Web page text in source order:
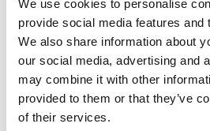
We use cookies to personalise
provide social media features and
We also share information about
our social media, advertising and
may combine it with other
provided to them or that they’ve
of their services.
Product informatie
Beschrijving
DeASC AGS (Advantaged
voldoet aan de nieuwe norm. Vanaf 1
om altijd een leuning te hebben bij